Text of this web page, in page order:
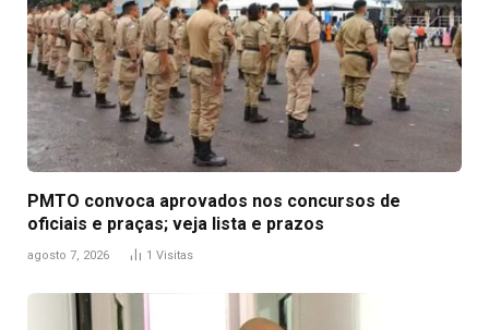
PMTO convoca aprovados nos concursos de
oficiais e praças; veja lista e prazos
agosto 7, 2026 1 Visitas